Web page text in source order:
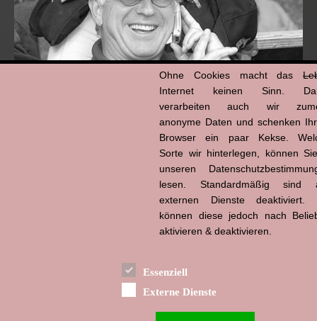
Ohne Cookies macht das
Internet keinen Sinn.
verarbeiten auch wir
anonyme Daten und schenken
Browser ein paar Kekse.
Sorte wir hinterlegen, können
unseren
lesen. Standardmäßig sind
externen Dienste deaktiviert.
können diese jedoch nach
aktivieren & deaktivieren.
Essenziell
Externe Dienste